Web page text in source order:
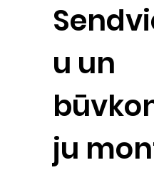
u un
ju